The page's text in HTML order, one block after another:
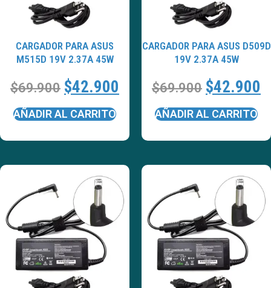
CARGADOR PARA ASUS
M515D 19V 2.37A 45W
$69.900 $42.900
AÑADIR AL CARRITO
CARGADOR PARA ASUS D509D
19V 2.37A 45W
$69.900 $42.900
AÑADIR AL CARRITO